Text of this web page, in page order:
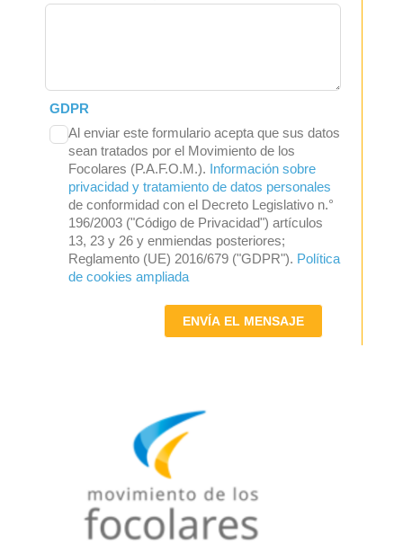
GDPR
Al enviar este formulario acepta que sus datos
sean tratados por el Movimiento de los
Focolares (P.A.F.O.M.). Información sobre
privacidad y tratamiento de datos personales
de conformidad con el Decreto Legislativo n.°
196/2003 ("Código de Privacidad") artículos
13, 23 y 26 y enmiendas posteriores;
Reglamento (UE) 2016/679 ("GDPR"). Política
de cookies ampliada
ENVÍA EL MENSAJE